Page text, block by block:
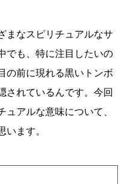
まなスピリチュアルなサ
でも、特に注目したいの
の前に現れる黒いトンボ
されているんです。今回
アルな意味について、
います。